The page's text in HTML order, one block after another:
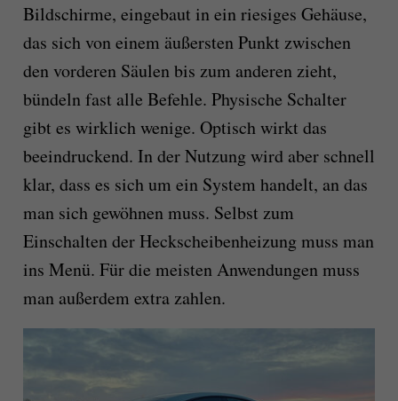
Bildschirme, eingebaut in ein riesiges Gehäuse,
das sich von einem äußersten Punkt zwischen
den vorderen Säulen bis zum anderen zieht,
bündeln fast alle Befehle. Physische Schalter
gibt es wirklich wenige. Optisch wirkt das
beeindruckend. In der Nutzung wird aber schnell
klar, dass es sich um ein System handelt, an das
man sich gewöhnen muss. Selbst zum
Einschalten der Heckscheibenheizung muss man
ins Menü. Für die meisten Anwendungen muss
man außerdem extra zahlen.